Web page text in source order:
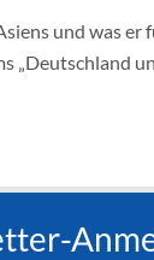
und was er
„Deutschland